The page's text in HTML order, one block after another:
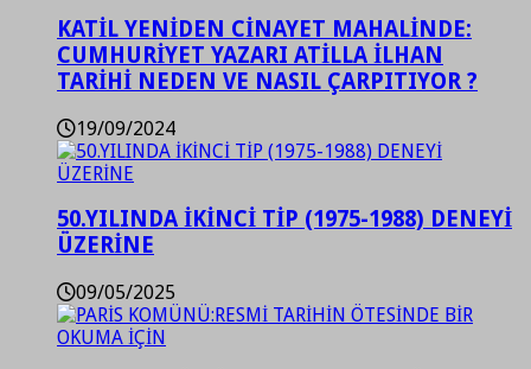
KATİL YENİDEN CİNAYET MAHALİNDE:
CUMHURİYET YAZARI ATİLLA İLHAN
TARİHİ NEDEN VE NASIL ÇARPITIYOR ?
19/09/2024
50.YILINDA İKİNCİ TİP (1975-1988) DENEYİ
ÜZERİNE
09/05/2025